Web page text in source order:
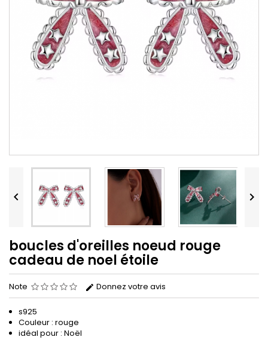
 
boucles d'oreilles noeud rouge
cadeau de noel étoile
Note Donnez votre avis
s925
Couleur : rouge
idéal pour : Noël